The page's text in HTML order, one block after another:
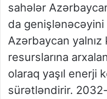
sahələr
da
Azərbaycan
resurslarına
olaraq yaşıl enerji
sürətləndirir.